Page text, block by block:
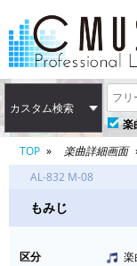
カスタム検索
楽
TOP
楽曲詳細画面
AL-832 M-08
もみじ
区分
楽